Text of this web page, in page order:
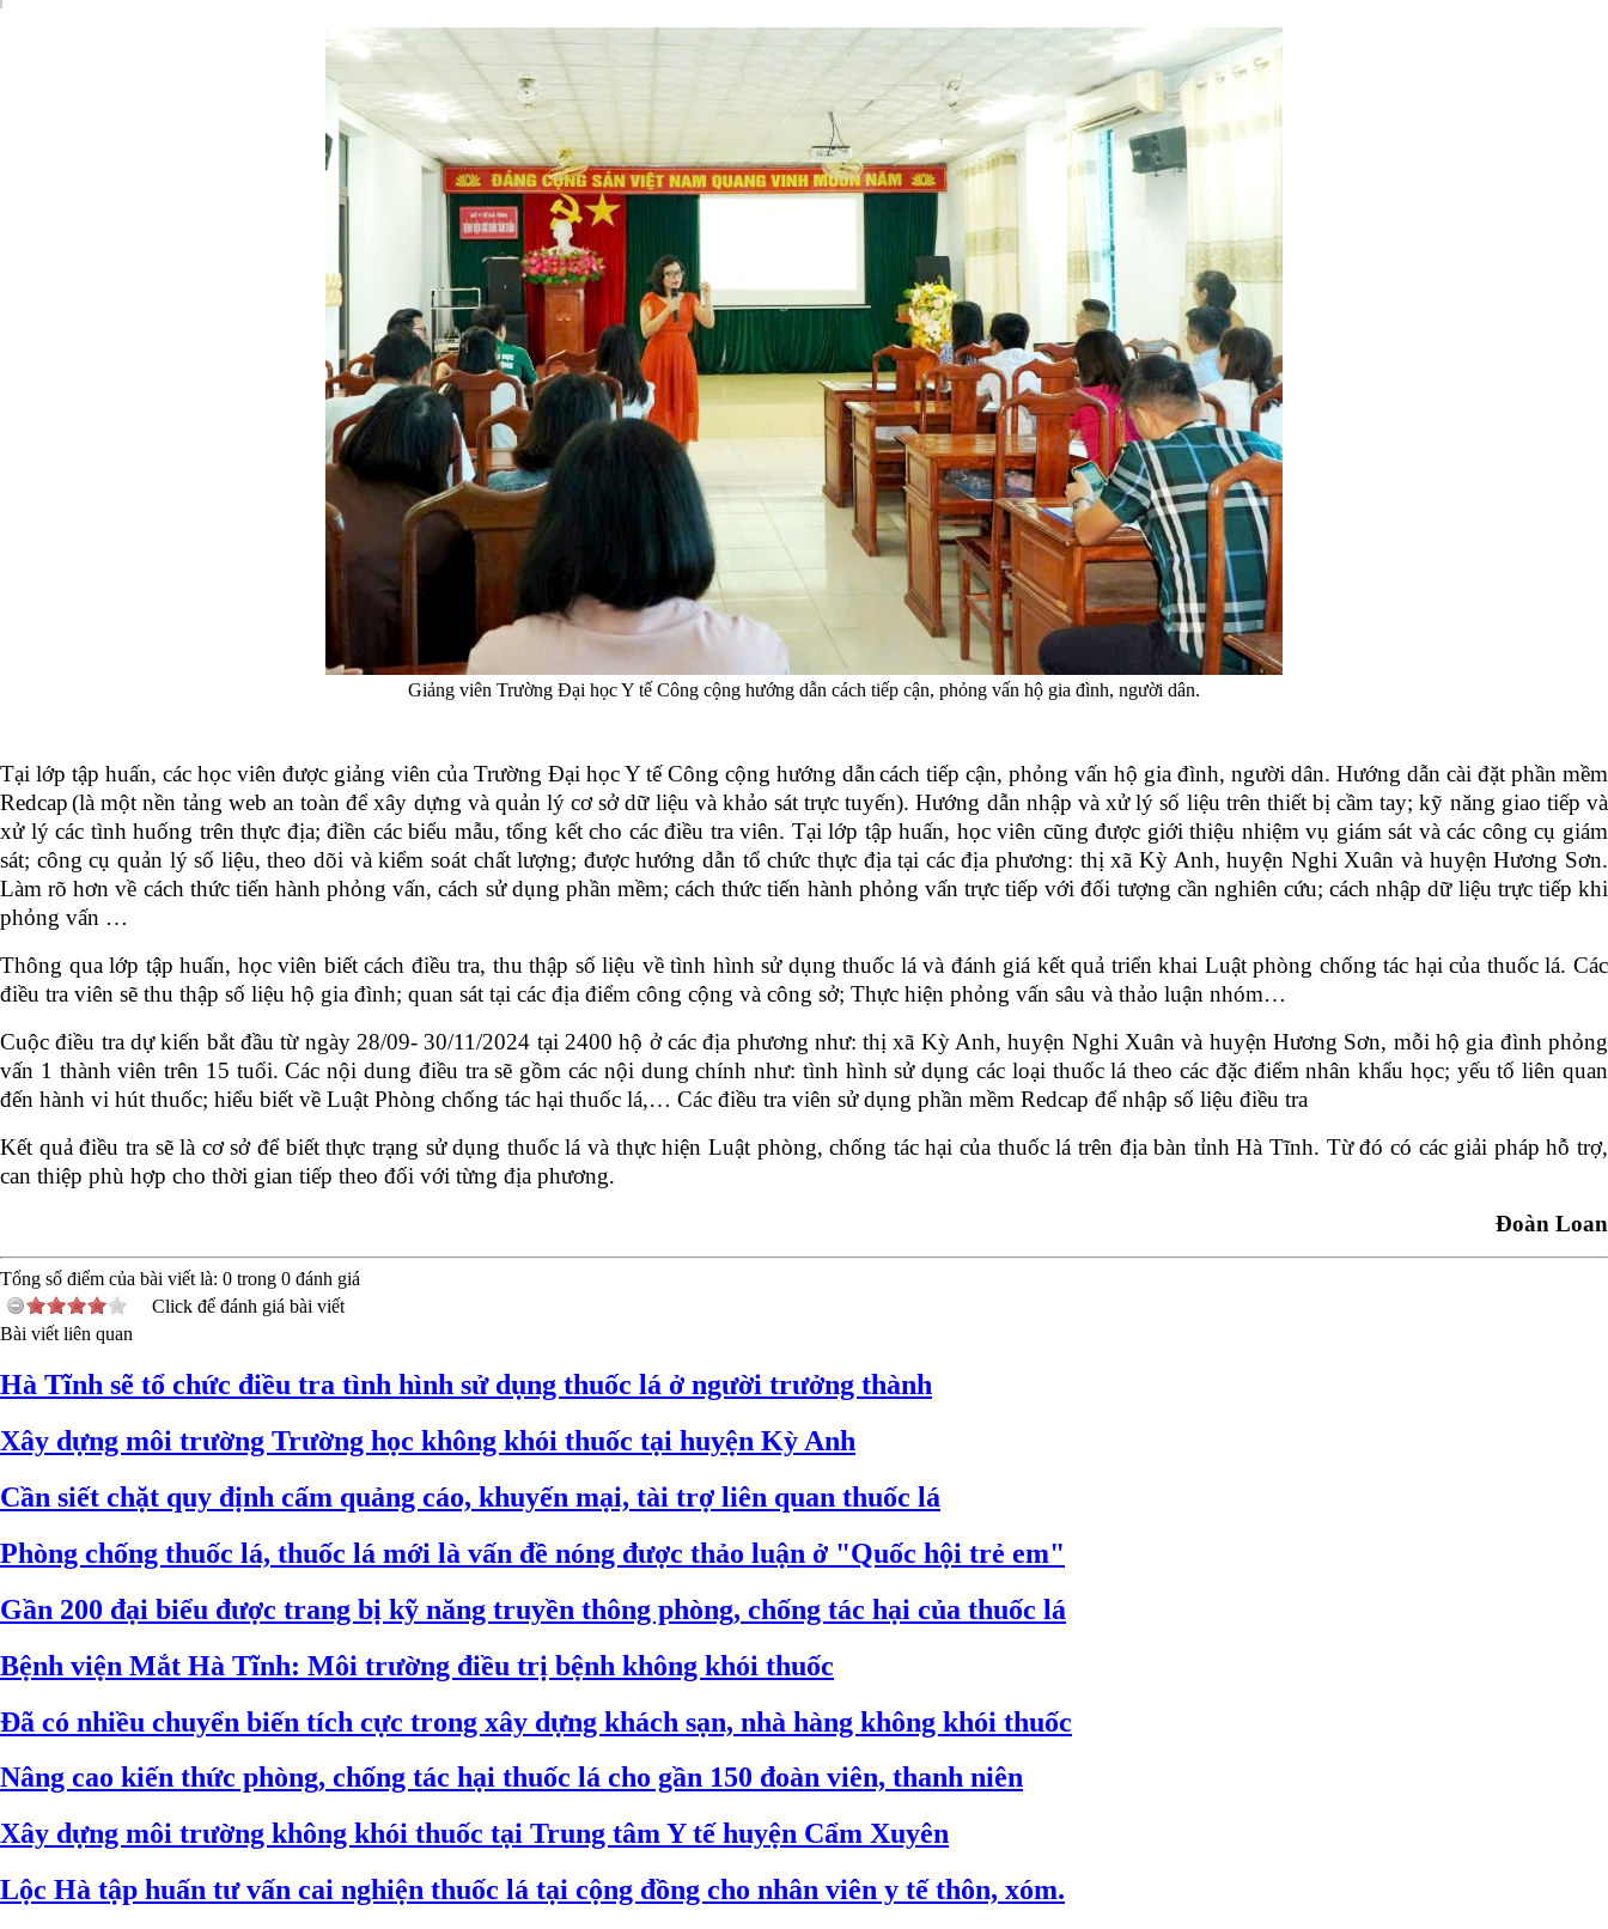
Giảng viên Trường Đại học Y tế Công cộng hướng dẫn cách tiếp cận, phỏng vấn hộ gia đình, người dân.
Tại lớp tập huấn, các học viên được giảng viên của Trường Đại học Y tế Công cộng hướng dẫncách tiếp cận, phỏng vấn hộ gia đình, người dân. Hướng dẫn cài đặt phần mềm
Redcap(làmột nền tảng web an toàn để xây dựng và quản lý cơ sở dữ liệu và khảo sát trực tuyến). Hướng dẫn nhập và xử lý số liệu trên thiết bị cầm tay; kỹ năng giao tiếp và
xử lý các tình huống trên thực địa; điền các biểu mẫu, tổng kết cho các điều tra viên. Tại lớp tập huấn, học viên cũng được giới thiệu nhiệm vụ giám sát và các công cụ giám
sát; công cụ quản lý số liệu, theo dõi và kiểm soát chất lượng; được hướng dẫn tổ chức thực địa tại các địa phương: thị xã Kỳ Anh, huyện Nghi Xuân và huyện Hương Sơn.
Làm rõ hơn về cách thức tiến hành phỏng vấn, cách sử dụng phần mềm; cách thức tiến hành phỏng vấn trực tiếp với đối tượng cần nghiên cứu; cách nhập dữ liệu trực tiếp khi
phỏng vấn …
Thông qua lớp tập huấn, học viên biết cách điều tra, thu thập số liệu về tình hình sử dụng thuốc lá và đánh giá kết quả triển khai Luật phòng chống tác hại của thuốc lá. Các
điều tra viên sẽ thu thập số liệu hộ gia đình; quan sát tại các địa điểm công cộng và công sở; Thực hiện phỏng vấn sâu và thảo luận nhóm…
Cuộc điều tra dự kiến bắt đầu từ ngày 28/09- 30/11/2024 tại 2400 hộ ở các địa phương như: thị xã Kỳ Anh, huyện Nghi Xuân và huyện Hương Sơn, mỗi hộ gia đình phỏng
vấn 1 thành viên trên 15 tuổi. Các nội dung điều tra sẽ gồm các nội dung chính như: tình hình sử dụng các loại thuốc lá theo các đặc điểm nhân khẩu học; yếu tố liên quan
đến hành vi hút thuốc; hiểu biết về Luật Phòng chống tác hại thuốc lá,… Các điều tra viên sử dụng phần mềm Redcap để nhập số liệu điều tra
Kết quả điều tra sẽ là cơ sở để biết thực trạng sử dụng thuốc lá và thực hiện Luật phòng, chống tác hại của thuốc lá trên địa bàn tỉnh Hà Tĩnh. Từ đó có các giải pháp hỗ trợ,
can thiệp phù hợp cho thời gian tiếp theo đối với từng địa phương.
Đoàn Loan
Tổng số điểm của bài viết là: 0 trong 0 đánh giá
Click để đánh giá bài viết
Bài viết liên quan
Hà Tĩnh sẽ tổ chức điều tra tình hình sử dụng thuốc lá ở người trưởng thành
Xây dựng môi trường Trường học không khói thuốc tại huyện Kỳ Anh
Cần siết chặt quy định cấm quảng cáo, khuyến mại, tài trợ liên quan thuốc lá
Phòng chống thuốc lá, thuốc lá mới là vấn đề nóng được thảo luận ở "Quốc hội trẻ em"
Gần 200 đại biểu được trang bị kỹ năng truyền thông phòng, chống tác hại của thuốc lá
Bệnh viện Mắt Hà Tĩnh: Môi trường điều trị bệnh không khói thuốc
Đã có nhiều chuyển biến tích cực trong xây dựng khách sạn, nhà hàng không khói thuốc
Nâng cao kiến thức phòng, chống tác hại thuốc lá cho gần 150 đoàn viên, thanh niên
Xây dựng môi trường không khói thuốc tại Trung tâm Y tế huyện Cẩm Xuyên
Lộc Hà tập huấn tư vấn cai nghiện thuốc lá tại cộng đồng cho nhân viên y tế thôn, xóm.